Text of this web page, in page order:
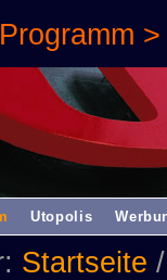
>
Utopolis
Startseite /